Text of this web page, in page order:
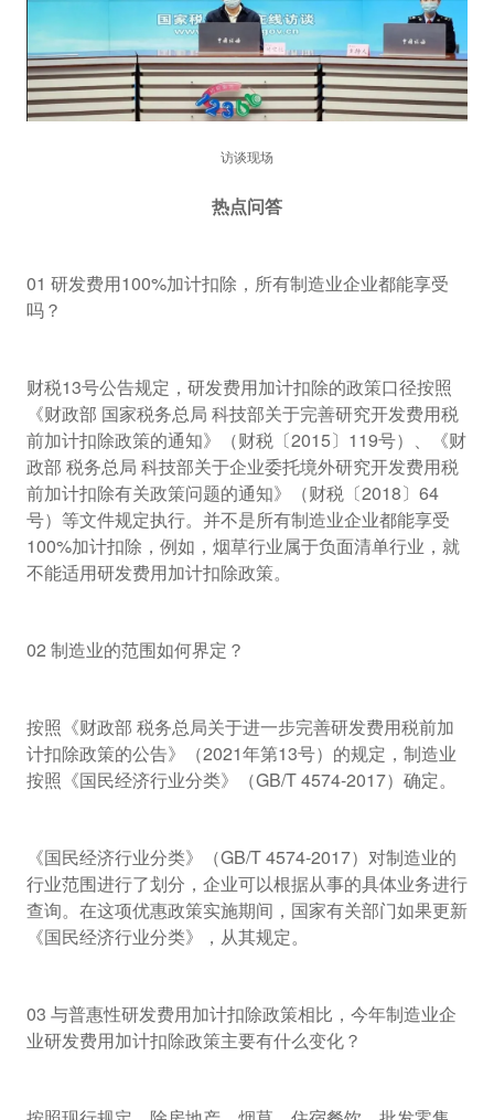
访谈现场
热点问答
01 研发费用100%加计扣除，所有制造业企业都能享受
吗？
财税13号公告规定，研发费用加计扣除的政策口径按照
《财政部 国家税务总局 科技部关于完善研究开发费用税
前加计扣除政策的通知》（财税〔2015〕119号）、《财
政部 税务总局 科技部关于企业委托境外研究开发费用税
前加计扣除有关政策问题的通知》（财税〔2018〕64
号）等文件规定执行。并不是所有制造业企业都能享受
100%加计扣除，例如，烟草行业属于负面清单行业，就
不能适用研发费用加计扣除政策。
02 制造业的范围如何界定？
按照《财政部 税务总局关于进一步完善研发费用税前加
计扣除政策的公告》（2021年第13号）的规定，制造业
按照《国民经济行业分类》（GB/T 4574-2017）确定。
《国民经济行业分类》（GB/T 4574-2017）对制造业的
行业范围进行了划分，企业可以根据从事的具体业务进行
查询。在这项优惠政策实施期间，国家有关部门如果更新
《国民经济行业分类》，从其规定。
03 与普惠性研发费用加计扣除政策相比，今年制造业企
业研发费用加计扣除政策主要有什么变化？